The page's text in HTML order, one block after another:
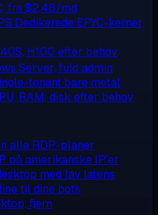
fra $2,48/md
Dedikerede EPYC-kerner,
H100 efter behov
Server, fuld admin
tenant bare metal
RAM, disk efter behov
alle RDP-planer
på amerikanske IP'er
med lav latens
til dine bots
fjern